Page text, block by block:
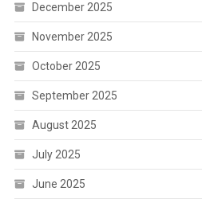
December 2025
November 2025
October 2025
September 2025
August 2025
July 2025
June 2025